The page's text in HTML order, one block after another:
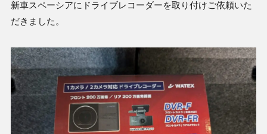
新車スペーシアにドライブレコーダーを取り付けご依頼いた
だきました。